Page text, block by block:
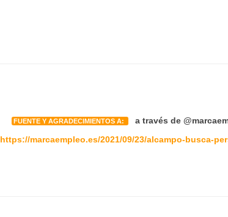
FUENTE Y AGRADECIMIENTOS A: a través de
https://marcaempleo.es/2021/09/23/alcampo-busca-